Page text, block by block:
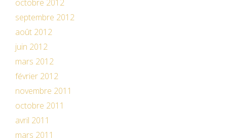
octobre 2012
septembre 2012
août 2012
juin 2012
mars 2012
février 2012
novembre 2011
octobre 2011
avril 2011
mars 2011